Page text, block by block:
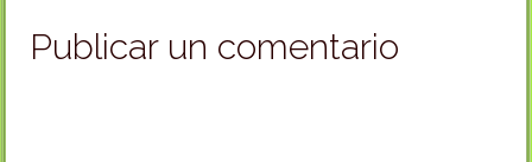
Publicar un comentario